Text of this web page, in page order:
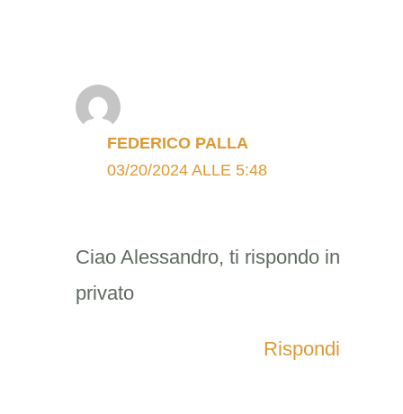
FEDERICO PALLA
03/20/2024 ALLE 5:48
Ciao Alessandro, ti rispondo in
privato
Rispondi